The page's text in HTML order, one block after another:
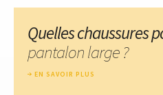
Quelles chaussures
pantalon large ?
EN SAVOIR PLUS